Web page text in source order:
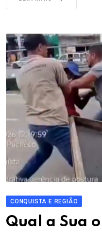
CONQUISTA E REGIÃO
Qual a Sua